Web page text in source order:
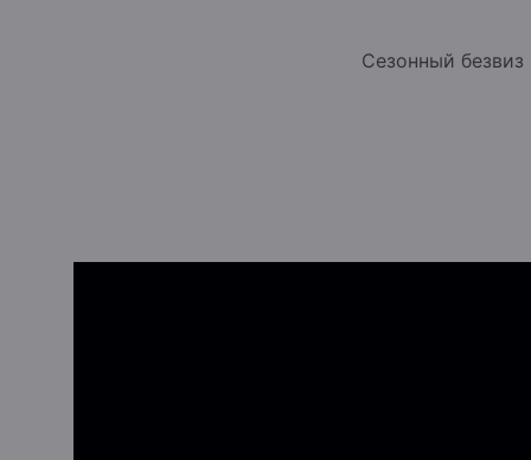
Сезонный